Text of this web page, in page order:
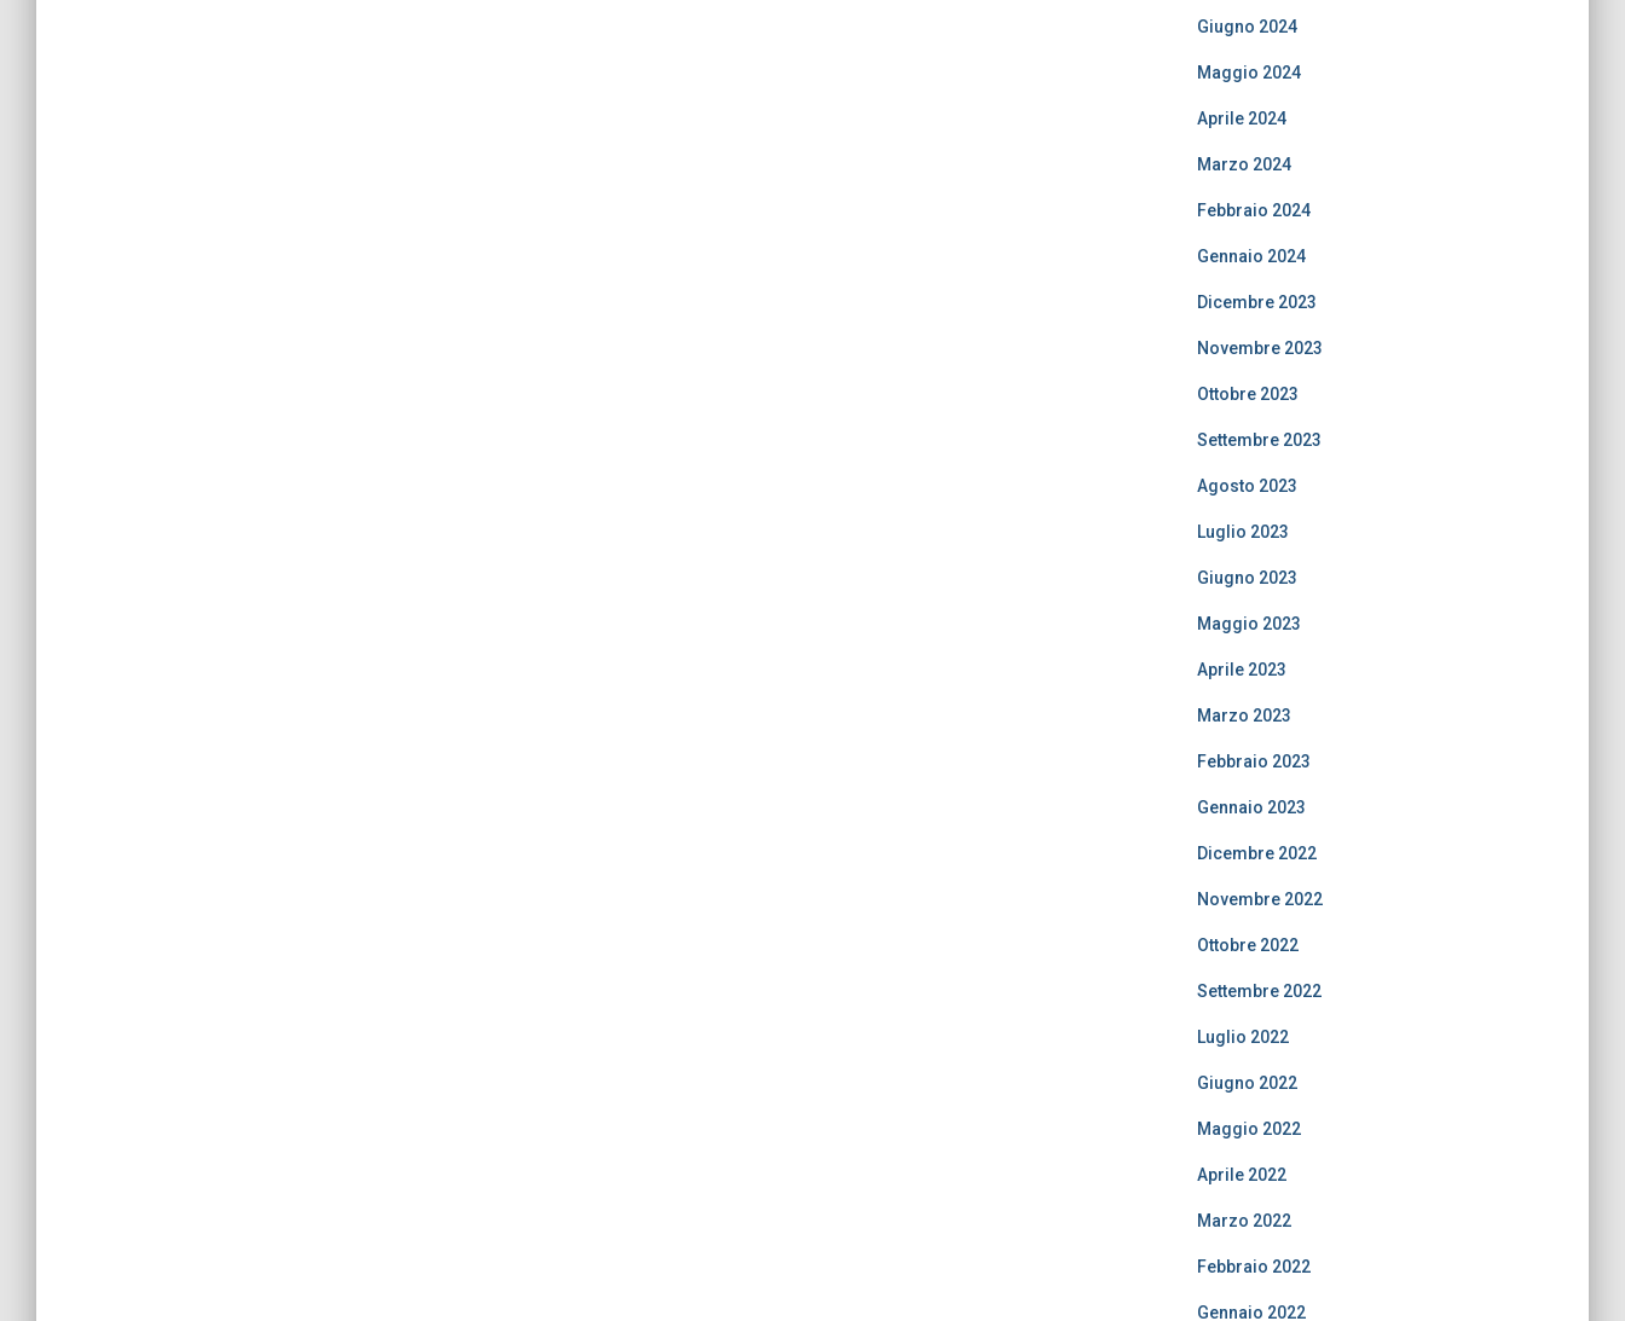
Giugno 2024
Maggio 2024
Aprile 2024
Marzo 2024
Febbraio 2024
Gennaio 2024
Dicembre 2023
Novembre 2023
Ottobre 2023
Settembre 2023
Agosto 2023
Luglio 2023
Giugno 2023
Maggio 2023
Aprile 2023
Marzo 2023
Febbraio 2023
Gennaio 2023
Dicembre 2022
Novembre 2022
Ottobre 2022
Settembre 2022
Luglio 2022
Giugno 2022
Maggio 2022
Aprile 2022
Marzo 2022
Febbraio 2022
Gennaio 2022